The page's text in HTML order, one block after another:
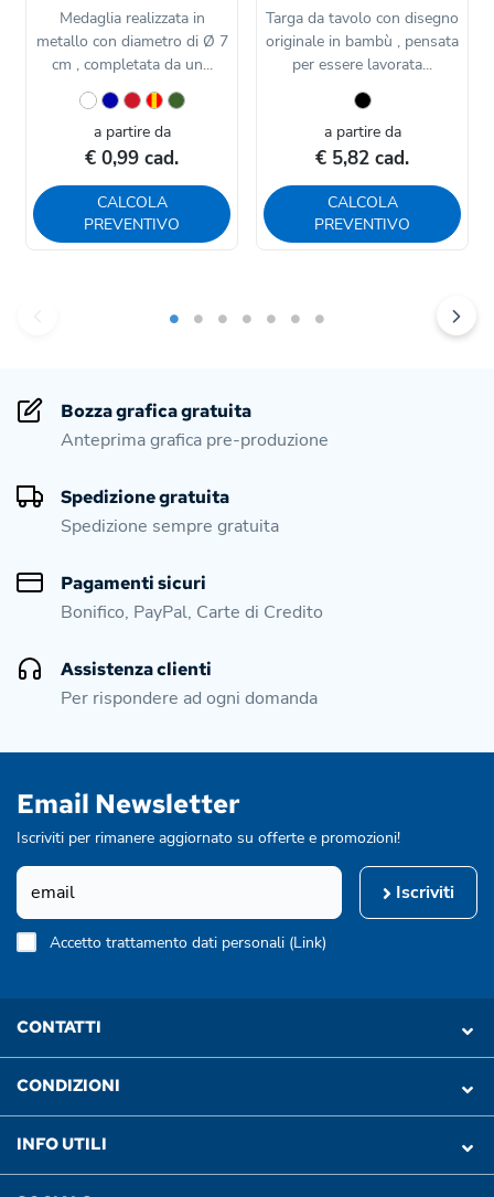
Medaglia realizzata in
metallo con diametro di Ø 7
cm , completata da un...
a partire da
€ 0,99 cad.
CALCOLA
PREVENTIVO
Targa da tavolo con disegno
originale in bambù , pensata
per essere lavorata...
a partire da
€ 5,82 cad.
CALCOLA
PREVENTIVO
Bozza grafica gratuita
Anteprima grafica pre-produzione
Spedizione gratuita
Spedizione sempre gratuita
Pagamenti sicuri
Bonifico, PayPal, Carte di Credito
Assistenza clienti
Per rispondere ad ogni domanda
Email Newsletter
Iscriviti per rimanere aggiornato su offerte e promozioni!
Iscriviti
Accetto trattamento dati personali (Link)
CONTATTI
CONDIZIONI
INFO UTILI